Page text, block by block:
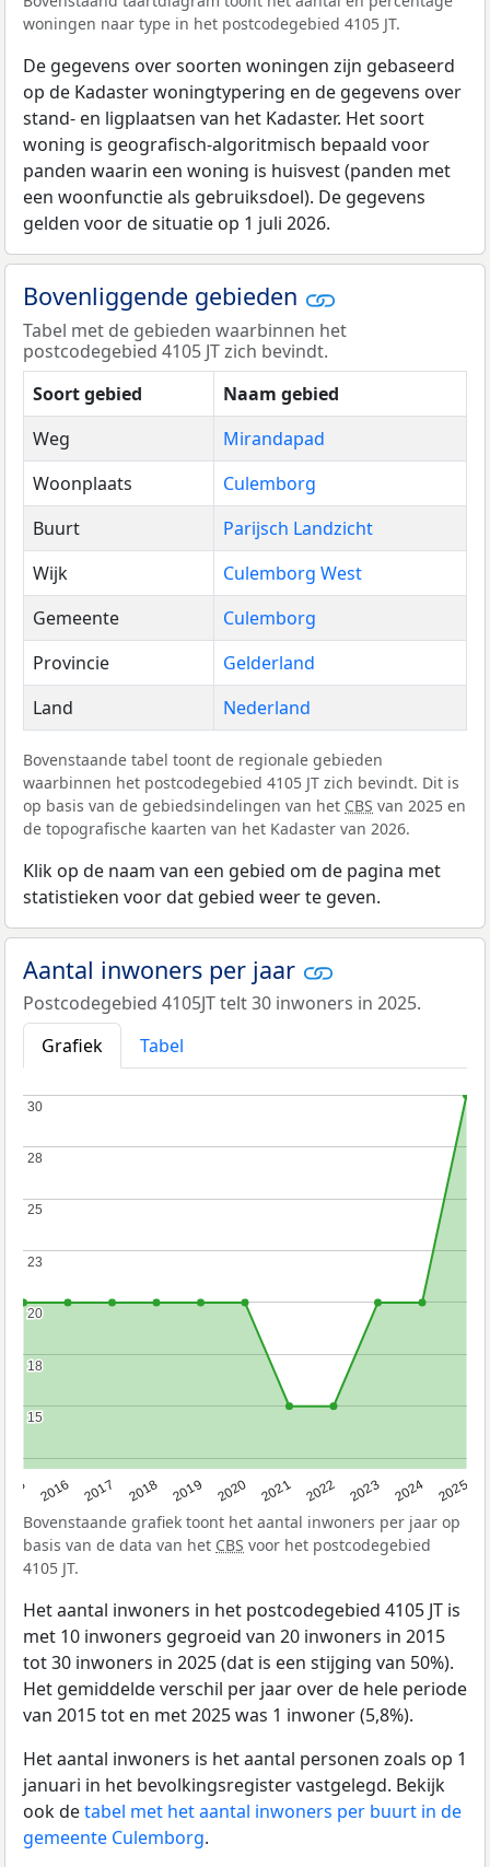
woningen naar type in het postcodegebied 4105 JT.
De gegevens over soorten woningen zijn gebaseerd
op de Kadaster woningtypering en de gegevens over
stand- en ligplaatsen van het Kadaster. Het soort
woning is geografisch-algoritmisch bepaald voor
panden waarin een woning is huisvest (panden met
een woonfunctie als gebruiksdoel). De gegevens
gelden voor de situatie op 1 juli 2026.
Bovenliggende gebieden
Tabel met de gebieden waarbinnen het
postcodegebied 4105 JT zich bevindt.
Soort gebied
Naam gebied
Weg
Mirandapad
Woonplaats
Culemborg
Buurt
Parijsch Landzicht
Wijk
Culemborg West
Gemeente
Culemborg
Provincie
Gelderland
Land
Nederland
Bovenstaande tabel toont de regionale gebieden
waarbinnen het postcodegebied 4105 JT zich bevindt. Dit is
op basis van de gebiedsindelingen van het CBS van 2025 en
de topografische kaarten van het Kadaster van 2026.
Klik op de naam van een gebied om de pagina met
statistieken voor dat gebied weer te geven.
Aantal inwoners per jaar
Postcodegebied 4105JT telt 30 inwoners in 2025.
Grafiek
Tabel
2016 2017 2018 2019 2020 2021 2022 2023 2024 2025
15
15
18
18
20
20
23
23
25
25
28
28
30
30
Bovenstaande grafiek toont het aantal inwoners per jaar op
basis van de data van het CBS voor het postcodegebied
4105 JT.
Het aantal inwoners in het postcodegebied 4105 JT is
met 10 inwoners gegroeid van 20 inwoners in 2015
tot 30 inwoners in 2025 (dat is een stijging van 50%).
Het gemiddelde verschil per jaar over de hele periode
van 2015 tot en met 2025 was 1 inwoner (5,8%).
Het aantal inwoners is het aantal personen zoals op 1
januari in het bevolkingsregister vastgelegd. Bekijk
ook detabel met het aantal inwoners per buurt in de
gemeente Culemborg.